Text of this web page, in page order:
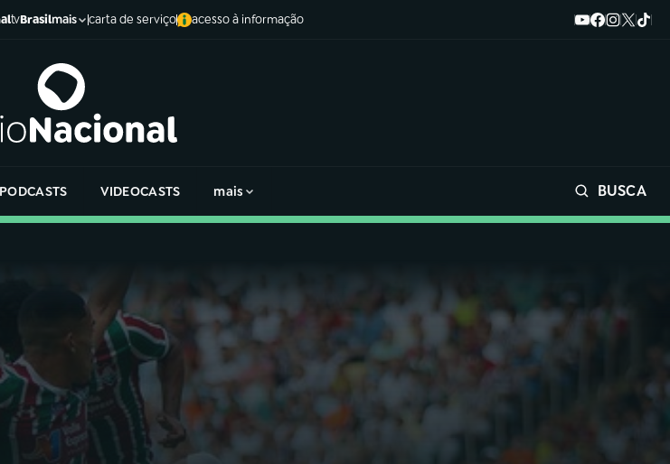
tvBrasilmais carta de serviço acesso à informação
PODCASTS VIDEOCASTS mais BUSCA